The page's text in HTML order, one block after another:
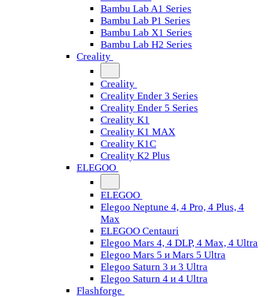
Bambu Lab A1 Series
Bambu Lab P1 Series
Bambu Lab X1 Series
Bambu Lab H2 Series
Creality
Creality
Creality Ender 3 Series
Creality Ender 5 Series
Creality K1
Creality K1 MAX
Creality K1C
Creality K2 Plus
ELEGOO
ELEGOO
Elegoo Neptune 4, 4 Pro, 4 Plus, 4
Max
ELEGOO Centauri
Elegoo Mars 4, 4 DLP, 4 Max, 4 Ultra
Elegoo Mars 5 и Mars 5 Ultra
Elegoo Saturn 3 и 3 Ultra
Elegoo Saturn 4 и 4 Ultra
Flashforge